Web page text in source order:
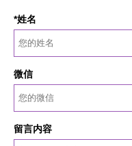
*姓名
微信
留言内容